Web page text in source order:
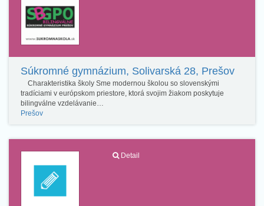
Súkromné gymnázium, Solivarská 28, Prešov
Charakteristika školy Sme modernou školou so slovenskými
tradíciami v európskom priestore, ktorá svojim žiakom poskytuje
bilingválne vzdelávanie…
Prešov
Detail